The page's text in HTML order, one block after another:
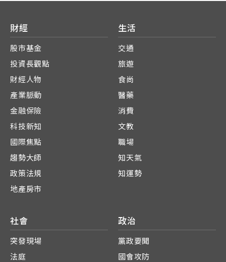
財經
股市基金
投資長觀點
財經人物
產業脈動
金融保險
科技新知
國際焦點
趨勢大師
政策法規
地產房市
生活
交通
旅遊
食尚
醫藥
消費
文教
職場
知天氣
知運勢
社會
突發現場
法庭
政治
黨政要聞
國會攻防